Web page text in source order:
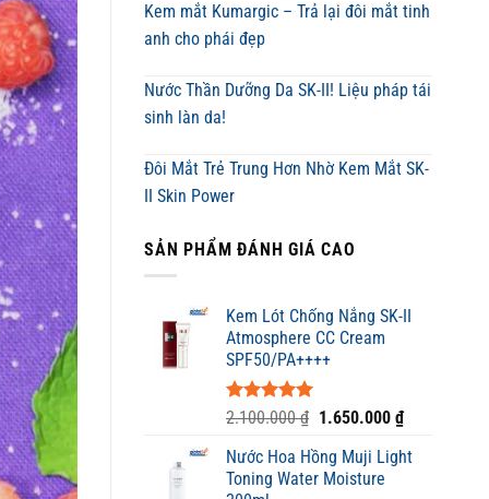
Kem mắt Kumargic – Trả lại đôi mắt tinh
anh cho phái đẹp
Nước Thần Dưỡng Da SK-II! Liệu pháp tái
sinh làn da!
Đôi Mắt Trẻ Trung Hơn Nhờ Kem Mắt SK-
II Skin Power
SẢN PHẨM ĐÁNH GIÁ CAO
Kem Lót Chống Nắng SK-II
Atmosphere CC Cream
SPF50/PA++++
Được xếp
5 sao
2.100.000₫ Giá
là:
2.100.000 ₫.
1.650.000 ₫Giá
tại
Nước Hoa Hồng Muji Light
Toning Water Moisture